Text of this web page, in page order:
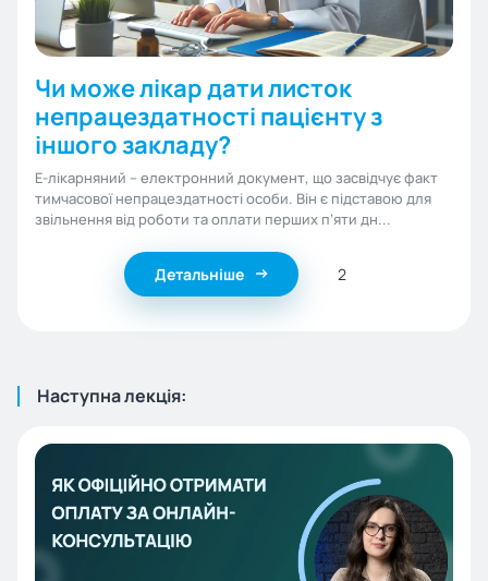
Чи може лікар дати листок
непрацездатності пацієнту з
іншого закладу?
Е-лікарняний – електронний документ, що засвідчує факт
тимчасової непрацездатності особи. Він є підставою для
звільнення від роботи та оплати перших п’яти дн...
Детальніше 2
Наступна лекція: